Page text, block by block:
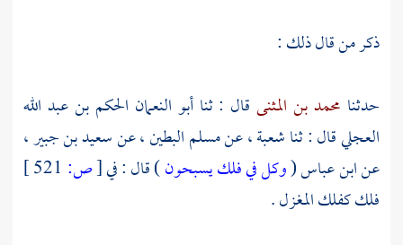
ذكر من قال ذلك :
حدثنا محمد بن المثنى قال : ثناأبو النعمان الحكم بن عبد الله
العجليقال : ثناشعبة ،عنمسلم البطين ،عنسعيد بن جبير ،
عنابن عباس(وكل في فلك يسبحون) قال : في[ص:
فلك كفلك المغزل .